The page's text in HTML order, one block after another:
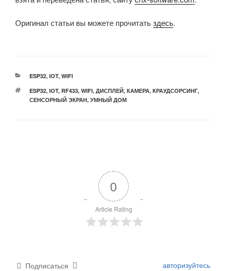
Оригинал статьи вы можете прочитатьздесь.
РУБРИКИ
ESP32, IOT, WIFI
МЕТКИ
ESP32, IOT, RF433, WIFI, ДИСПЛЕЙ, КАМЕРА, КРАУДСОРСИНГ,
СЕНСОРНЫЙ ЭКРАН, УМНЫЙ ДОМ
0
Article Rating
Подписаться авторизуйтесь